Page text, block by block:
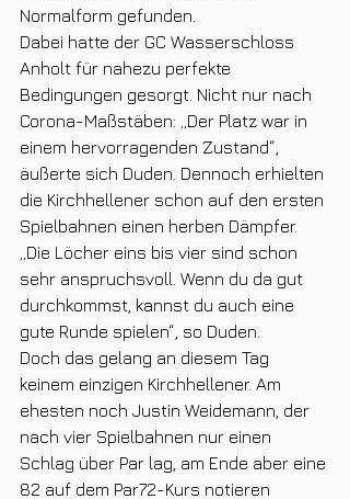
Normalform gefunden.
Dabei hatte der GC Wasserschloss
Anholt für nahezu perfekte
Bedingungen gesorgt. Nicht nur nach
Corona-Maßstäben: „Der Platz war in
einem hervorragenden Zustand“,
äußerte sich Duden. Dennoch erhielten
die Kirchhellener schon auf den ersten
Spielbahnen einen herben Dämpfer.
„Die Löcher eins bis vier sind schon
sehr anspruchsvoll. Wenn du da gut
durchkommst, kannst du auch eine
gute Runde spielen“, so Duden.
Doch das gelang an diesem Tag
keinem einzigen Kirchhellener. Am
ehesten noch Justin Weidemann, der
nach vier Spielbahnen nur einen
Schlag über Par lag, am Ende aber eine
82 auf dem Par72-Kurs notieren